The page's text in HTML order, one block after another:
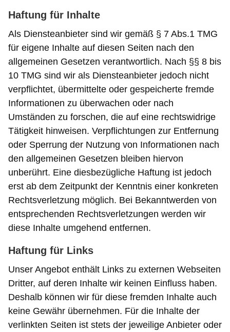
Haftung für Inhalte
Als Diensteanbieter sind wir gemäß § 7 Abs.1 TMG
für eigene Inhalte auf diesen Seiten nach den
allgemeinen Gesetzen verantwortlich. Nach §§ 8 bis
10 TMG sind wir als Diensteanbieter jedoch nicht
verpflichtet, übermittelte oder gespeicherte fremde
Informationen zu überwachen oder nach
Umständen zu forschen, die auf eine rechtswidrige
Tätigkeit hinweisen. Verpflichtungen zur Entfernung
oder Sperrung der Nutzung von Informationen nach
den allgemeinen Gesetzen bleiben hiervon
unberührt. Eine diesbezügliche Haftung ist jedoch
erst ab dem Zeitpunkt der Kenntnis einer konkreten
Rechtsverletzung möglich. Bei Bekanntwerden von
entsprechenden Rechtsverletzungen werden wir
diese Inhalte umgehend entfernen.
Haftung für Links
Unser Angebot enthält Links zu externen Webseiten
Dritter, auf deren Inhalte wir keinen Einfluss haben.
Deshalb können wir für diese fremden Inhalte auch
keine Gewähr übernehmen. Für die Inhalte der
verlinkten Seiten ist stets der jeweilige Anbieter oder